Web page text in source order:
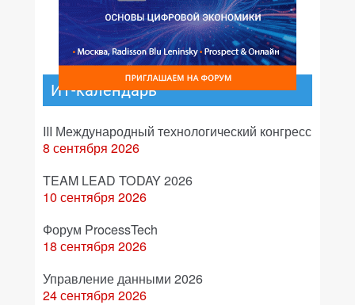
ИТ-календарь
III Международный технологический конгресс
8 сентября 2026
TEAM LEAD TODAY 2026
10 сентября 2026
Форум ProcessTech
18 сентября 2026
Управление данными 2026
24 сентября 2026